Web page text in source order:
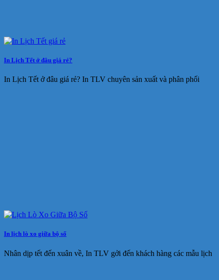
In Lịch Tết ở đâu giá rẻ?
In Lịch Tết ở đâu giá rẻ? In TLV chuyên sản xuất và phân phối
In lịch lò xo giữa bộ số
Nhân dịp tết đến xuân về, In TLV gởi đến khách hàng các mẫu lịch